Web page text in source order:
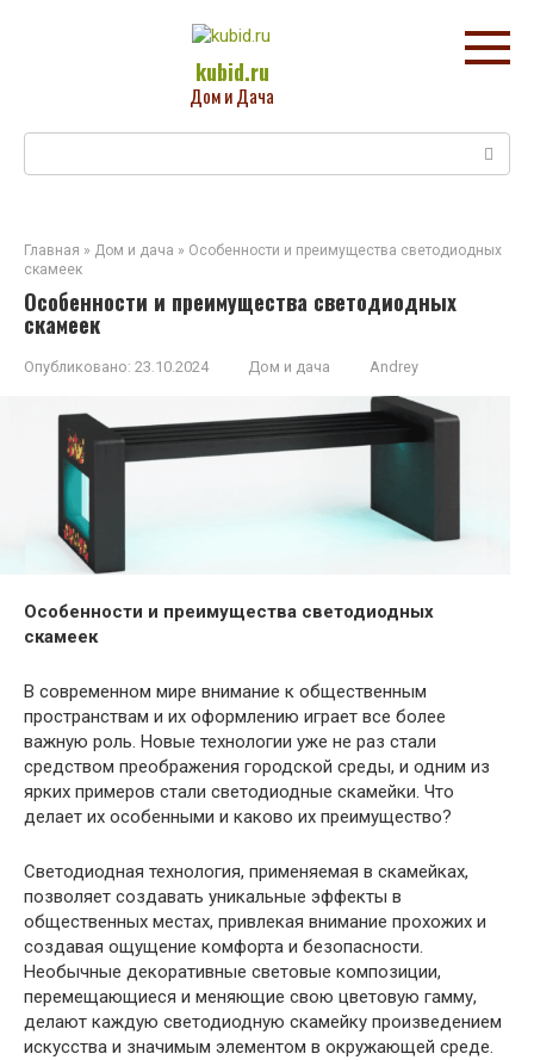
kubid.ru
Дом и Дача
Главная » Дом и дача » Особенности и преимущества светодиодных
скамеек
Особенности и преимущества светодиодных
скамеек
Опубликовано: 23.10.2024 Дом и дача Andrey
Особенности и преимущества светодиодных
скамеек
В современном мире внимание к общественным
пространствам и их оформлению играет все более
важную роль. Новые технологии уже не раз стали
средством преображения городской среды, и одним из
ярких примеров стали светодиодные скамейки. Что
делает их особенными и каково их преимущество?
Светодиодная технология, применяемая в скамейках,
позволяет создавать уникальные эффекты в
общественных местах, привлекая внимание прохожих и
создавая ощущение комфорта и безопасности.
Необычные декоративные световые композиции,
перемещающиеся и меняющие свою цветовую гамму,
делают каждую светодиодную скамейку произведением
искусства и значимым элементом в окружающей среде.